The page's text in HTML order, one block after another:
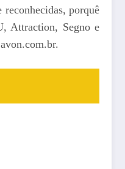
porquê
Attraction, Segno e